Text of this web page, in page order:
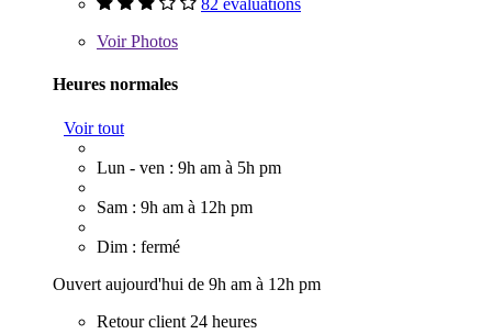
82 évaluations
VoirPhotos
Heures normales
Voir tout
Lun - ven : 9h am à 5h pm
Sam : 9h am à 12h pm
Dim : fermé
Ouvert aujourd'hui de 9h am à 12h pm
Retour client 24 heures